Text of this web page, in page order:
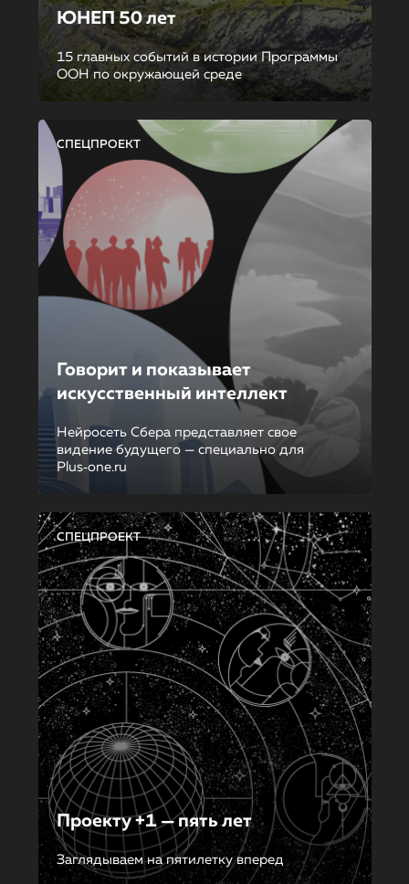
ЮНЕП 50 лет
15 главных событий в истории Программы
ООН по окружающей среде
СПЕЦПРОЕКТ
Говорит и показывает
искусственный интеллект
Нейросеть Сбера представляет свое
видение будущего — специально для
Plus‑one.ru
СПЕЦПРОЕКТ
Проекту +1 — пять лет
Заглядываем на пятилетку вперед